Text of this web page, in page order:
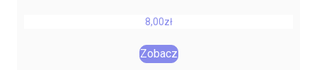
8,00zł
Zobacz